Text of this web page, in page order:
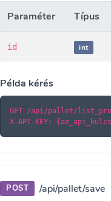
Paraméter Típus
id int
Példa kérés
GET /api/pallet/
X-API-KEY:
POST
/api/pallet/save